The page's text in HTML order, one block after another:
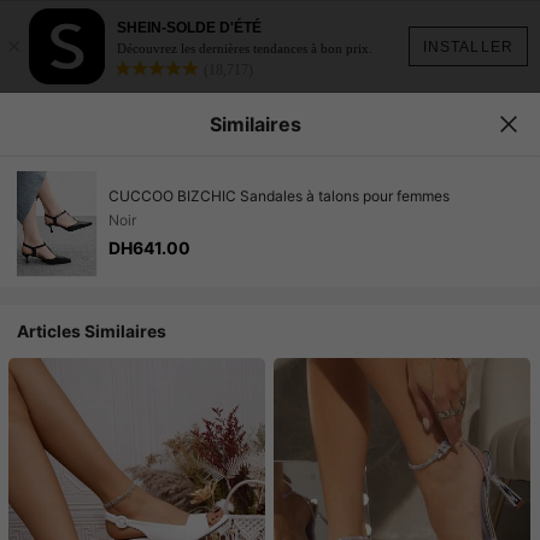
INSTALLER
SHEIN-SOLDE D'ÉTÉ
Découvrez les dernières tendances à bon prix.
Similaires
CUCCOO BIZCHIC Sandales à talons pour femmes
Noir
DH641.00
Articles Similaires